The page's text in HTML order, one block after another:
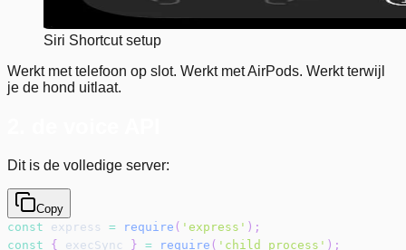
Siri Shortcut setup
Werkt met telefoon op slot. Werkt met AirPods. Werkt terwijl
je de hond uitlaat.
Dit is de volledige server:
Copy
const express = require ( 'express' ) ;
const
{ execSync } = require ( 'child_process' ) ;